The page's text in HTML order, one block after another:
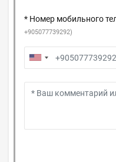
* Номер мобильного
+905077739292)